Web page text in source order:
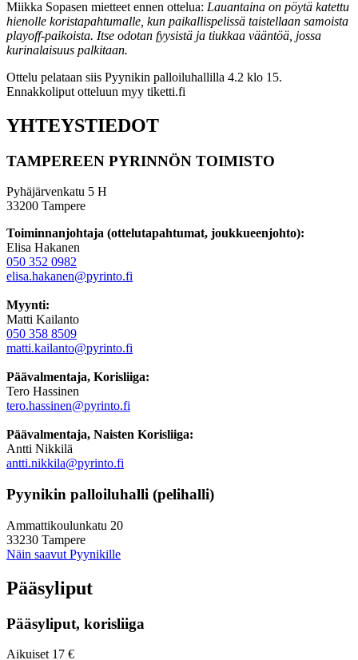
Miikka Sopasen mietteet ennen ottelua: Lauantaina on pöytä katettu
hienolle koristapahtumalle, kun paikallispelissä taistellaan samoista
playoff-paikoista. Itse odotan fyysistä ja tiukkaa vääntöä, jossa
kurinalaisuus palkitaan.
Ottelu pelataan siis Pyynikin palloiluhallilla 4.2 klo 15.
Ennakkoliput otteluun myy tiketti.fi
YHTEYSTIEDOT
TAMPEREEN PYRINNÖN TOIMISTO
Pyhäjärvenkatu 5 H
33200 Tampere
Toiminnanjohtaja (ottelutapahtumat, joukkueenjohto):
Elisa Hakanen
050 352 0982
elisa.hakanen@pyrinto.fi
Myynti:
Matti Kailanto
050 358 8509
matti.kailanto@pyrinto.fi
Päävalmentaja, Korisliiga:
Tero Hassinen
tero.hassinen@pyrinto.fi
Päävalmentaja, Naisten Korisliiga:
Antti Nikkilä
antti.nikkila@pyrinto.fi
Pyynikin palloiluhalli (pelihalli)
Ammattikoulunkatu 20
33230 Tampere
Näin saavut Pyynikille
Pääsyliput
Pääsyliput, korisliiga
Aikuiset 17 €